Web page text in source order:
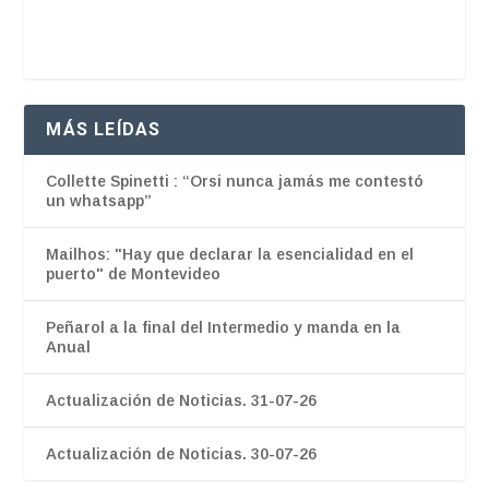
MÁS LEÍDAS
Collette Spinetti : “Orsi nunca jamás me contestó
un whatsapp”
Mailhos: "Hay que declarar la esencialidad en el
puerto" de Montevideo
Peñarol a la final del Intermedio y manda en la
Anual
Actualización de Noticias. 31-07-26
Actualización de Noticias. 30-07-26